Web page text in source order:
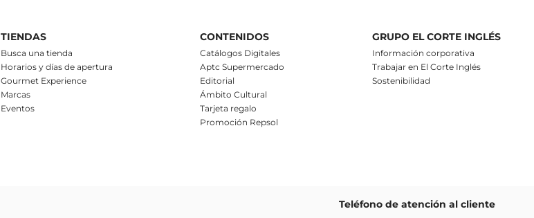
TIENDAS
Busca una tienda
Horarios y días de apertura
Gourmet Experience
Marcas
Eventos
CONTENIDOS
Catálogos Digitales
Aptc Supermercado
Editorial
Ámbito Cultural
Tarjeta regalo
Promoción Repsol
GRUPO EL CORTE INGLÉS
Información corporativa
Trabajar en El Corte Inglés
Sostenibilidad
Teléfono de atención al cliente